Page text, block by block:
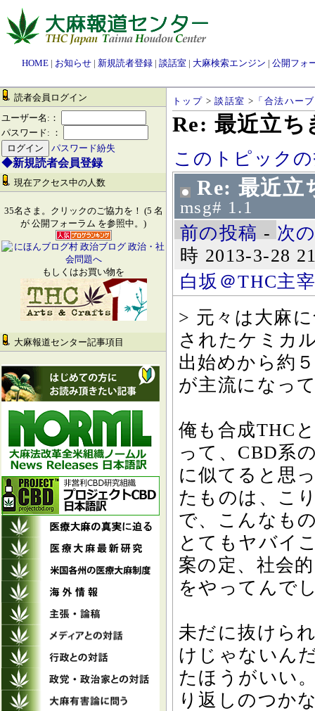
HOME | お知らせ | 新規読者登録 | 談話室 | 大麻検索エンジン | 公開フォ
読者会員ログイン
ユーザー名:：
パスワード: ：
パスワード紛失
◆新規読者会員登録
現在アクセス中の人数
35名さま。クリックのご協力を！ (5 名
が 公開フォーラム を参照中。)
もしくはお買い物を
大麻報道センター記事項目
トップ >談話室 > 「合法ハー
Re: 最近立ち
このトピック
Re: 最近立
msg# 1.1
前の投稿 - 次
時 2013-3-28
白坂＠THC主
> 元々は大麻
されたケミカ
出始めから約
が主流になっ
俺も合成THC
って、CBD系
に似てると思
たものは、こ
で、こんなも
とてもヤバイ
案の定、社会
をやってんで
未だに抜けら
けじゃないん
たほうがいい
り返しのつか